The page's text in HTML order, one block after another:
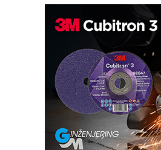
Trajna oznaka kao
Bezbednost na prvom
IB BLUMENAUER -
poverenja u industriji
RMQ-TITAN
– Pametna
upravljanje mašinama